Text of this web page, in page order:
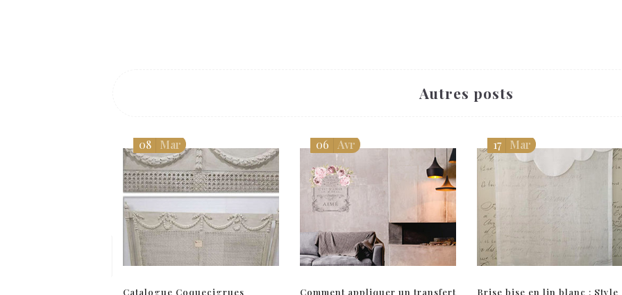
Autres posts
Catalogue Coquecigrues
08 Mar
Comment appliquer un transfert
06 Avr
Brise bise en lin blanc : Style
17 Mar